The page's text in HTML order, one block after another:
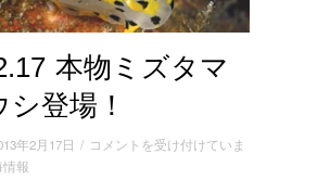
本物ミズタマ
シ登場！
年2月17日 / 2013.2.17
コメントを受け付けていま
情報